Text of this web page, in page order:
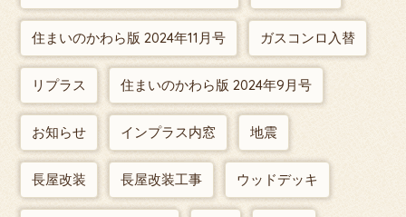
住まいのかわら版 2024年11月号 ガスコンロ入替
リプラス 住まいのかわら版 2024年9月号
お知らせ インプラス内窓 地震
長屋改装 長屋改装工事 ウッドデッキ